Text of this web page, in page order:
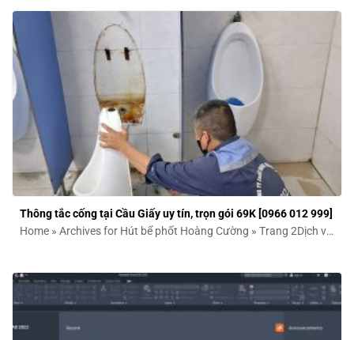
Thông tắc cống tại Cầu Giấy uy tín, trọn gói 69K [0966 012 999]
Home » Archives for Hút bể phốt Hoàng Cường » Trang 2Dịch vụ